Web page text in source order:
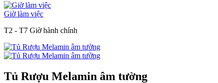
Giờ làm việc
T2 - T7 Giờ hành chính
Tủ Rượu Melamin âm tường